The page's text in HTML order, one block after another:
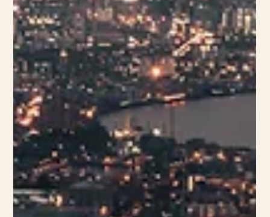
SOL & BAD
5 hotell i Mexiko du inte får missa
Mexiko bjuder på magiska stränder, djungelns mystik och en kultur som
fångar både hjärta och själ. Och vad passar bättre än att uppleva landet från
några av dess mest unika hotell? Vi har listat fem hotell som kombinerar
lyx, natur och oförglömliga upplevelser – perfekta för dig som vill ha det
lilla extra på resan. La Valise Tulum Vid Tulum, känt för sin bohemiska
charm och karibiska stränder, hittar du La Valise – ett boutiquehotell som
kombinerar enkel elegans med en känsl